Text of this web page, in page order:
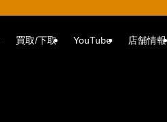
買取/下取 YouTube 店舗情報